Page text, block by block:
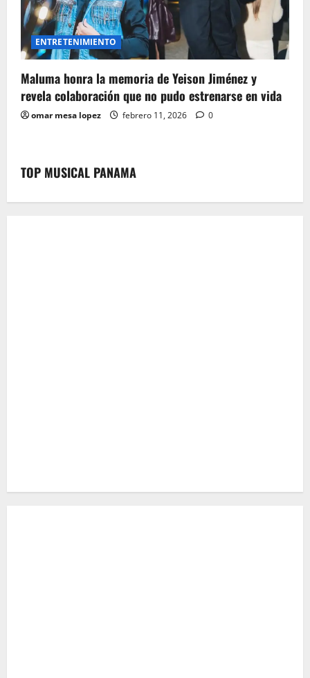
ENTRETENIMIENTO
Maluma honra la memoria de Yeison Jiménez y
revela colaboración que no pudo estrenarse en vida
omar mesa lopez febrero 11, 2026 0
TOP MUSICAL PANAMA